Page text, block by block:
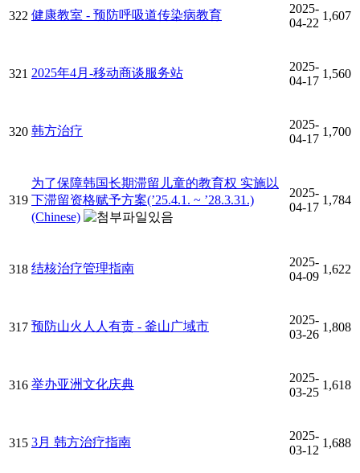
322 健康教室 - 预防呼吸道传染病教育
2025-
04-22
1,607
321 2025年4月-移动商谈服务站
2025-
04-17
1,560
320 韩方治疗
2025-
04-17
1,700
319
为了保障韩国长期滞留儿童的教育权 实施以
下滞留资格赋予方案(’25.4.1. ~ ’28.3.31.)
(Chinese)
2025-
04-17
1,784
318 结核治疗管理指南
2025-
04-09
1,622
317 预防山火人人有责 - 釜山广域市
2025-
03-26
1,808
316 举办亚洲文化庆典
2025-
03-25
1,618
315 3月 韩方治疗指南
2025-
03-12
1,688